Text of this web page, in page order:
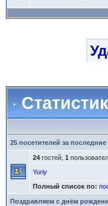
25 посетителей за последние
24гостей, 1
Yuriy
Полный список по:
Поздравляем с днём